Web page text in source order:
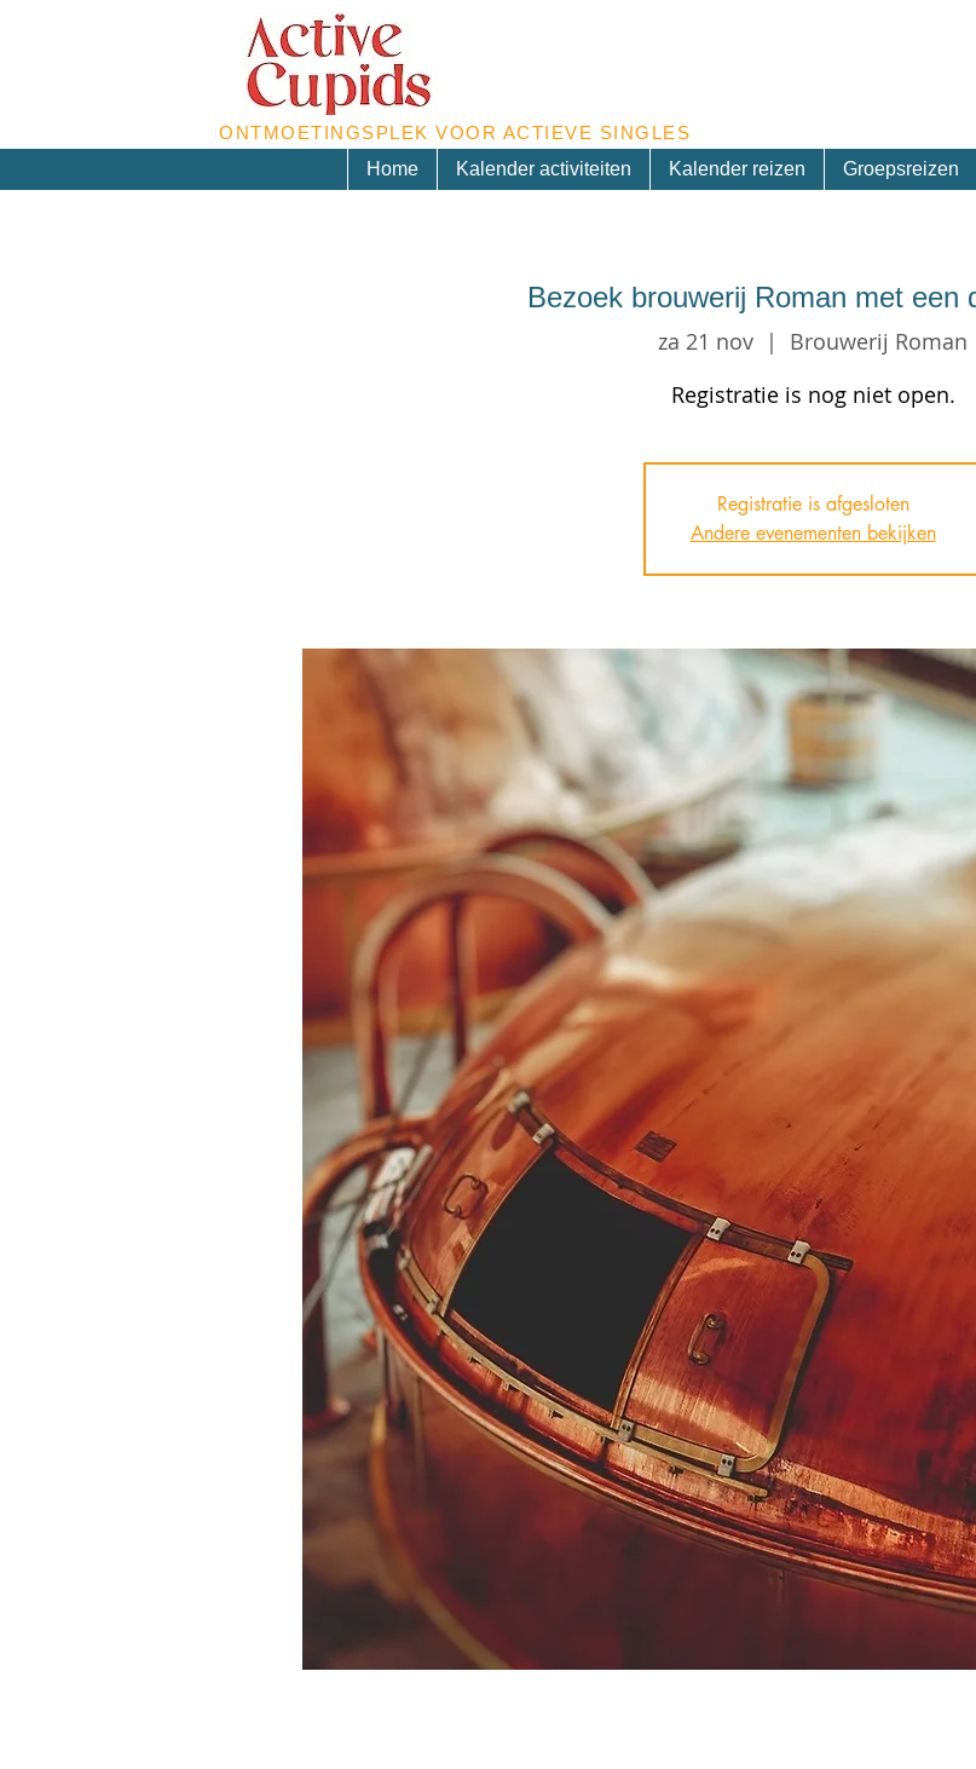
ONTMOETINGSPLEK VOOR ACTIEVE SINGLES
Home
Kalender activiteiten Kalender reizen Groepsreizen
Bezoek brouwerij Roman met een
za 21 nov
  |
Brouwerij Roman
Registratie is nog niet open.
Registratie is afgesloten
Andere evenementen bekijken